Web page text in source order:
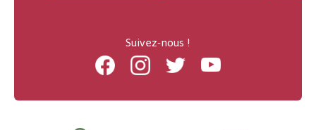
Suivez-nous !
FacebookInstagramTwitter Youtube